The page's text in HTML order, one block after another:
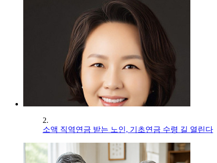
2.
소액 직역연금 받는 노인, 기초연금 수령 길 열린다